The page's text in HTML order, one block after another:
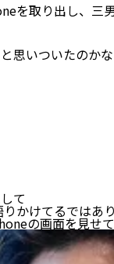
を取り出し、三
思いついたのか
て
かけてるではあ
の画面を見せ